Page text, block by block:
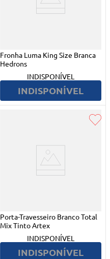
Fronha Luma King Size Branca
Hedrons
INDISPONÍVEL
INDISPONÍVEL
Porta-Travesseiro Branco Total
Mix Tinto Artex
INDISPONÍVEL
INDISPONÍVEL